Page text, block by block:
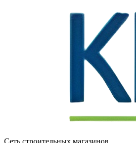
Сеть строительных магазинов